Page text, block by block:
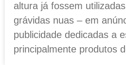
altura já fossem
grávidas nuas – em
publicidade dedicadas a
principalmente produtos